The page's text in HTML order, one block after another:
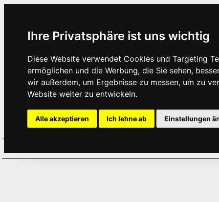
Ihre Privatsphäre ist uns wichtig
Diese Website verwendet Cookies und Targeting
ermöglichen und die Werbung, die Sie sehen,
wir außerdem, um Ergebnisse zu messen, um zu
Website weiter zu entwickeln.
Alle akzeptieren Ich lehne ab Einstellungen